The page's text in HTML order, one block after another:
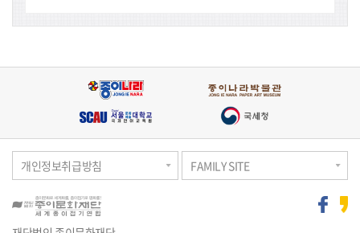
개인정보취급방침 FAMILY SITE